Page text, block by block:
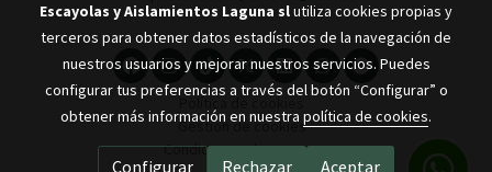
Gestión de cookies
Condiciones de compra
Escayolas y Aislamientos Laguna slutiliza cookies propias y
terceros para obtener datos estadísticos de la navegación de
nuestros usuarios y mejorar nuestros servicios. Puedes
configurar tus preferencias a través del botón “Configurar” o
obtener más información en nuestra política de cookies.
Configurar Rechazar Aceptar